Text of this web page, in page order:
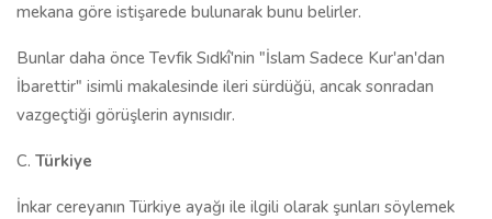
mekana göre istişarede bulunarak bunu belirler.
Bunlar daha önce Tevfik Sıdkî'nin "İslam Sadece Kur'an'dan
İbarettir" isimli makalesinde ileri sürdüğü, ancak sonradan
vazgeçtiği görüşlerin aynısıdır.
C. Türkiye
İnkar cereyanın Türkiye ayağı ile ilgili olarak şunları söylemek